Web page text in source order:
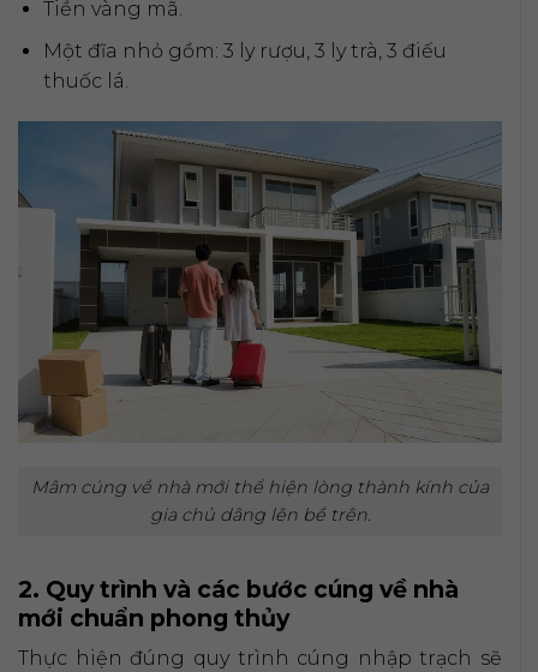
Tiền vàng mã.
Một đĩa nhỏ gồm: 3 ly rượu, 3 ly trà, 3 điếu
thuốc lá.
Mâm cúng về nhà mới thể hiện lòng thành kính của
gia chủ dâng lên bề trên.
2. Quy trình và các bước cúng về nhà
mới chuẩn phong thủy
Thực hiện đúng quy trình cúng nhập trạch sẽ